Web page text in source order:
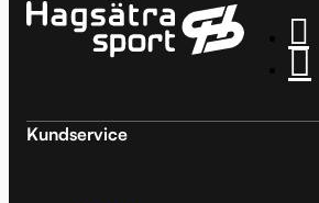
Kundservice